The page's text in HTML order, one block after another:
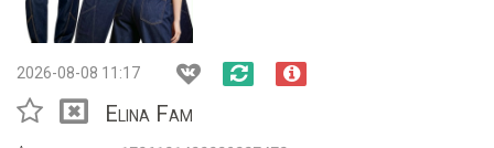
2026-08-08 11:17
Elina Fam